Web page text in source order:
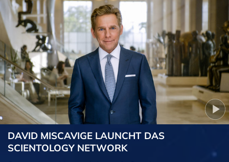
DAVID MISCAVIGE LAUNCHT DAS
SCIENTOLOGY NETWORK